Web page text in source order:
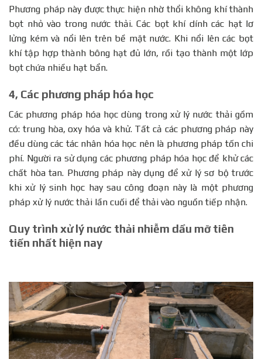
Phương pháp này được thực hiện nhờ thổi không khí thành
bọt nhỏ vào trong nước thải. Các bọt khí dính các hạt lơ
lửng kém và nổi lên trên bề mặt nước. Khi nổi lên các bọt
khí tập hợp thành bông hạt đủ lớn, rồi tạo thành một lớp
bọt chứa nhiều hạt bẩn.
4, Các phương pháp hóa học
Các phương pháp hóa học dùng trong xử lý nước thải gồm
có: trung hòa, oxy hóa và khử. Tất cả các phương pháp này
đều dùng các tác nhân hóa học nên là phương pháp tốn chi
phí. Người ra sử dụng các phương pháp hóa học để khử các
chất hòa tan. Phương pháp này dụng để xử lý sơ bộ trước
khi xử lý sinh học hay sau công đoạn này là một phương
pháp xử lý nước thải lần cuối để thải vào nguồn tiếp nhận.
Quy trình xử lý nước thải nhiễm dầu mỡ tiên
tiến nhất hiện nay